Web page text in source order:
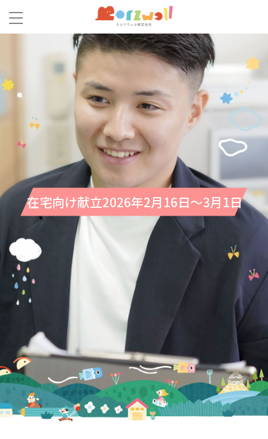
在宅向け献立2026年2月16日～3月1日